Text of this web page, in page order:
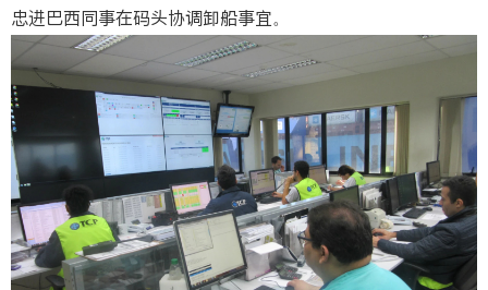
忠进巴西同事在码头协调卸船事宜。